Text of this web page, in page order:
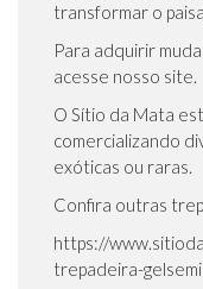
transformar o
Para adquirir
acesse nosso site.
O Sítio da Mata
comercializando
exóticas ou raras.
Confira outras
https://
trepadeira-